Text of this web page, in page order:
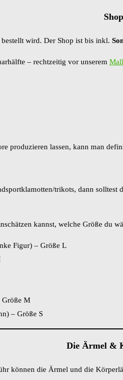
wird. Der Shop ist bis inkl.
– rechtzeitig vor unserem
produzieren lassen, kann man
trikots, dann
kannst, welche Größe du
Figur) – Größe L
Größe M
– Größe S
Die Ärmel &
können die Ärmel und die